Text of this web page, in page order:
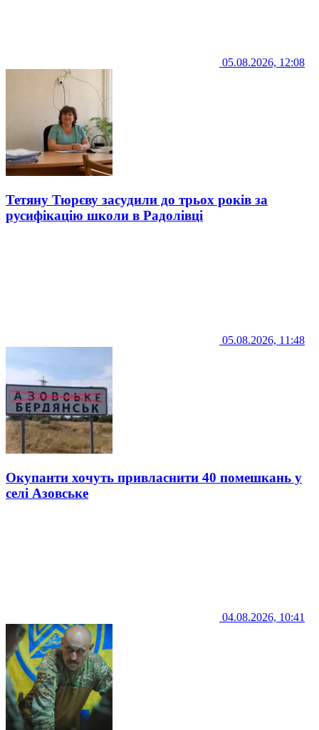
05.08.2026, 12:08
Тетяну Тюрєву засудили до трьох років за
русифікацію школи в Радолівці
05.08.2026, 11:48
Окупанти хочуть привласнити 40 помешкань у
селі Азовське
04.08.2026, 10:41